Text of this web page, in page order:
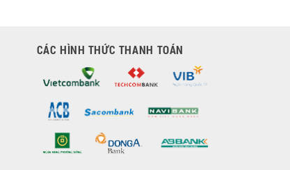
CÁC HÌNH THỨC THANH TOÁN